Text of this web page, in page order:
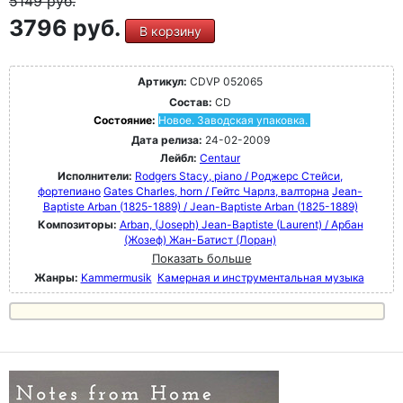
3796 руб. В корзину
Артикул: CDVP 052065
Состав: CD
Состояние: Новое. Заводская упаковка.
Дата релиза: 24-02-2009
Лейбл: Centaur
Исполнители: Rodgers Stacy, piano / Роджерс Стейси,
фортепиано Gates Charles, horn / Гейтс Чарлз, валторна Jean-
Baptiste Arban (1825-1889) / Jean-Baptiste Arban (1825-1889)
Композиторы: Arban, (Joseph) Jean-Baptiste (Laurent) / Арбан
(Жозеф) Жан-Батист (Лоран)
Показать больше
Жанры: Kammermusik Камерная и инструментальная музыка